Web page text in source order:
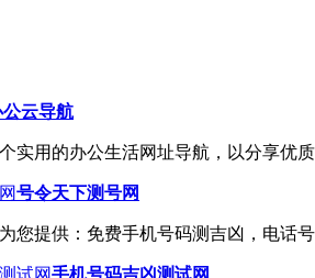
公云导航
实用的办公生活网址导航，以分享优
号令天下测号网
您提供：免费手机号码测吉凶，电话
手机号码吉凶测试网